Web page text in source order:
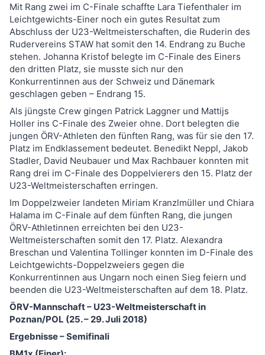
Mit Rang zwei im C-Finale schaffte Lara Tiefenthaler im
Leichtgewichts-Einer noch ein gutes Resultat zum
Abschluss der U23-Weltmeisterschaften, die Ruderin des
Rudervereins STAW hat somit den 14. Endrang zu Buche
stehen. Johanna Kristof belegte im C-Finale des Einers
den dritten Platz, sie musste sich nur den
Konkurrentinnen aus der Schweiz und Dänemark
geschlagen geben – Endrang 15.
Als jüngste Crew gingen Patrick Laggner und Mattijs
Holler ins C-Finale des Zweier ohne. Dort belegten die
jungen ÖRV-Athleten den fünften Rang, was für sie den 17.
Platz im Endklassement bedeutet. Benedikt Neppl, Jakob
Stadler, David Neubauer und Max Rachbauer konnten mit
Rang drei im C-Finale des Doppelvierers den 15. Platz der
U23-Weltmeisterschaften erringen.
Im Doppelzweier landeten Miriam Kranzlmüller und Chiara
Halama im C-Finale auf dem fünften Rang, die jungen
ÖRV-Athletinnen erreichten bei den U23-
Weltmeisterschaften somit den 17. Platz. Alexandra
Breschan und Valentina Tollinger konnten im D-Finale des
Leichtgewichts-Doppelzweiers gegen die
Konkurrentinnen aus Ungarn noch einen Sieg feiern und
beenden die U23-Weltmeisterschaften auf dem 18. Platz.
ÖRV-Mannschaft – U23-Weltmeisterschaft in
Poznan/POL (25. – 29. Juli 2018)
Ergebnisse – Semifinali